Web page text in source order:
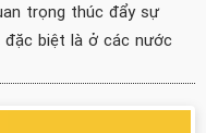
trọng thúc đẩy sự
đặc biệt là ở các nước